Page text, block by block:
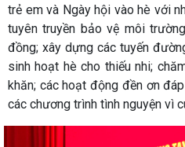
trẻ em và Ngày hội vào hè với
tuyên truyền bảo vệ môi
đồng; xây dựng các tuyến
sinh hoạt hè cho thiếu nhi;
khăn; các hoạt động đền ơn
các chương trình tình nguyện vì